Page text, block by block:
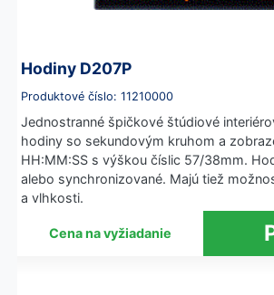
Hodiny D207P
Produktové číslo: 11210000
Jednostranné špičkové štúdiové
hodiny so sekundovým kruhom a
HH:MM:SS s výškou číslic 57/38mm.
alebo synchronizované. Majú tiež
a vlhkosti.
Cena na vyžiadanie